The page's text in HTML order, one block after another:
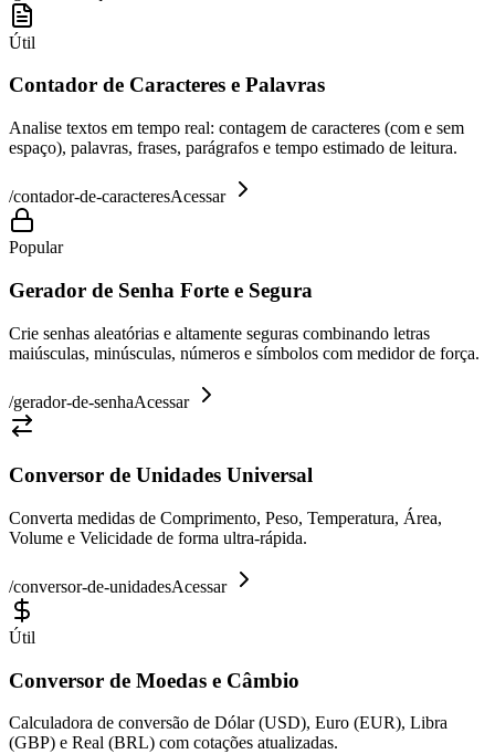
Útil
Contador de Caracteres e Palavras
Analise textos em tempo real: contagem de caracteres (com e sem
espaço), palavras, frases, parágrafos e tempo estimado de leitura.
/contador-de-caracteresAcessar
Popular
Gerador de Senha Forte e Segura
Crie senhas aleatórias e altamente seguras combinando letras
maiúsculas, minúsculas, números e símbolos com medidor de força.
/gerador-de-senhaAcessar
Conversor de Unidades Universal
Converta medidas de Comprimento, Peso, Temperatura, Área,
Volume e Velicidade de forma ultra-rápida.
/conversor-de-unidadesAcessar
Útil
Conversor de Moedas e Câmbio
Calculadora de conversão de Dólar (USD), Euro (EUR), Libra
(GBP) e Real (BRL) com cotações atualizadas.